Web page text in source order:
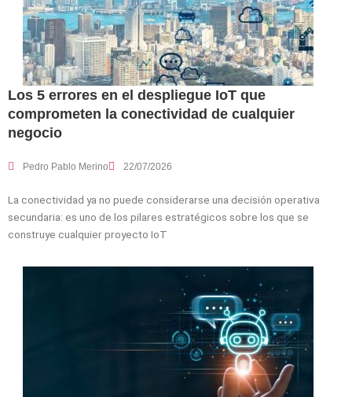
Los 5 errores en el despliegue IoT que
comprometen la conectividad de cualquier
negocio
Pedro Pablo Merino 22/07/2026
La conectividad ya no puede considerarse una decisión operativa
secundaria: es uno de los pilares estratégicos sobre los que se
construye cualquier proyecto IoT